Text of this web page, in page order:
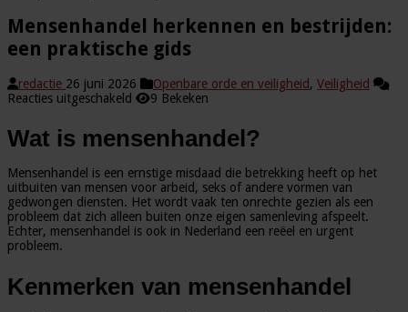
Mensenhandel herkennen en bestrijden:
een praktische gids
redactie 26 juni 2026 Openbare orde en veiligheid, Veiligheid
Reacties uitgeschakeld voor
herkennen
en
een
praktische
gids
9 Bekeken
Wat is mensenhandel?
Mensenhandel is een ernstige misdaad die betrekking heeft op het
uitbuiten van mensen voor arbeid, seks of andere vormen van
gedwongen diensten. Het wordt vaak ten onrechte gezien als een
probleem dat zich alleen buiten onze eigen samenleving afspeelt.
Echter, mensenhandel is ook in Nederland een reëel en urgent
probleem.
Kenmerken van mensenhandel